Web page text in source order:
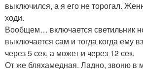
выключился, а я его не торогал.
ходи.
Вообщем… включается светильник
выключается сам и тогда когда ему
через 5 сек, а может и через 12 сек.
От же бляхамедная. Ладно, звоню в